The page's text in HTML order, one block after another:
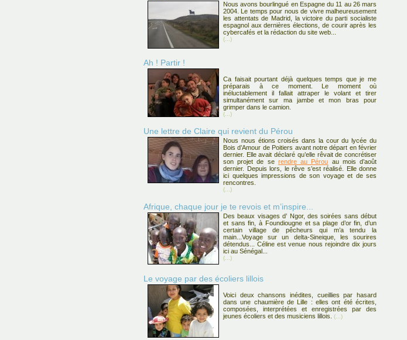
Nous avons bourlingué en Espagne du 11 au 26 mars
2004. Le temps pour nous de vivre malheureusement
les attentats de Madrid, la victoire du parti socialiste
espagnol aux dernières élections, de courir après les
cybercafés et la rédaction du site web...
(...)
Ah ! Partir !
Ca faisait pourtant déjà quelques temps que je me
préparais à ce moment. Le moment où
inéluctablement il fallait attraper le volant et tirer
simultanément sur ma jambe et mon bras pour
grimper dans le camion.
(...)
Une lettre de Claire qui revient du Pérou
Nous nous étions croisés dans la cour du lycée du
Bois d’Amour de Poitiers avant notre départ en février
dernier. Elle avait déclaré qu’elle rêvait de concrétiser
son projet de se rendre au Pérou au mois d’août
dernier. Depuis lors, le rêve s’est réalisé. Elle donne
ici quelques impressions de son voyage et de ses
rencontres.
(...)
Afrique, chaque jour je te revois et m’inspire...
Des beaux visages d’ Ngor, des soirées sans début
et sans fin, à Foundiougne et sa plage d’or fin, d’un
certain village de pêcheurs qui m’a tendu la
main...Voyage sur un delta-Sineique, les sourires
détendus... Céline est venue nous rejoindre dix jours
ici au Sénégal...
(...)
Le voyage par des écoliers lillois
Voici deux chansons inédites, cueillies par hasard
dans une chaumière de Lille : elles ont été écrites,
composées, interprétées et enregistrées par des
jeunes écoliers et des musiciens lillois. (...)